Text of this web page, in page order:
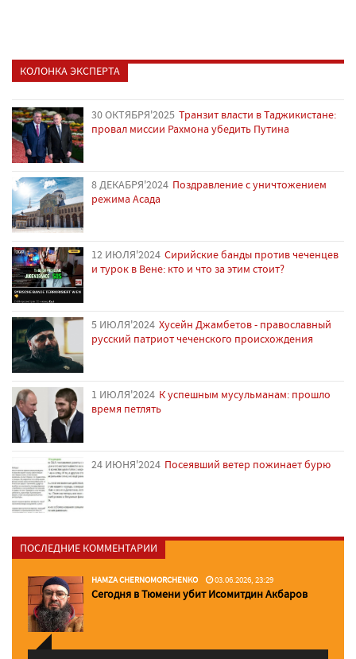
КОЛОНКА ЭКСПЕРТА
30 ОКТЯБРЯ'2025 Транзит власти в Таджикистане:
провал миссии Рахмона убедить Путина
8 ДЕКАБРЯ'2024 Поздравление с уничтожением
режима Асада
12 ИЮЛЯ'2024 Сирийские банды против чеченцев
и турок в Вене: кто и что за этим стоит?
5 ИЮЛЯ'2024 Хусейн Джамбетов - православный
русский патриот чеченского происхождения
1 ИЮЛЯ'2024 К успешным мусульманам: прошло
время петлять
24 ИЮНЯ'2024 Посеявший ветер пожинает бурю
ПОСЛЕДНИЕ КОММЕНТАРИИ
HAMZA CHERNOMORCHENKO 03.06.2026, 23:29
Сегодня в Тюмени убит Исомитдин Акбаров